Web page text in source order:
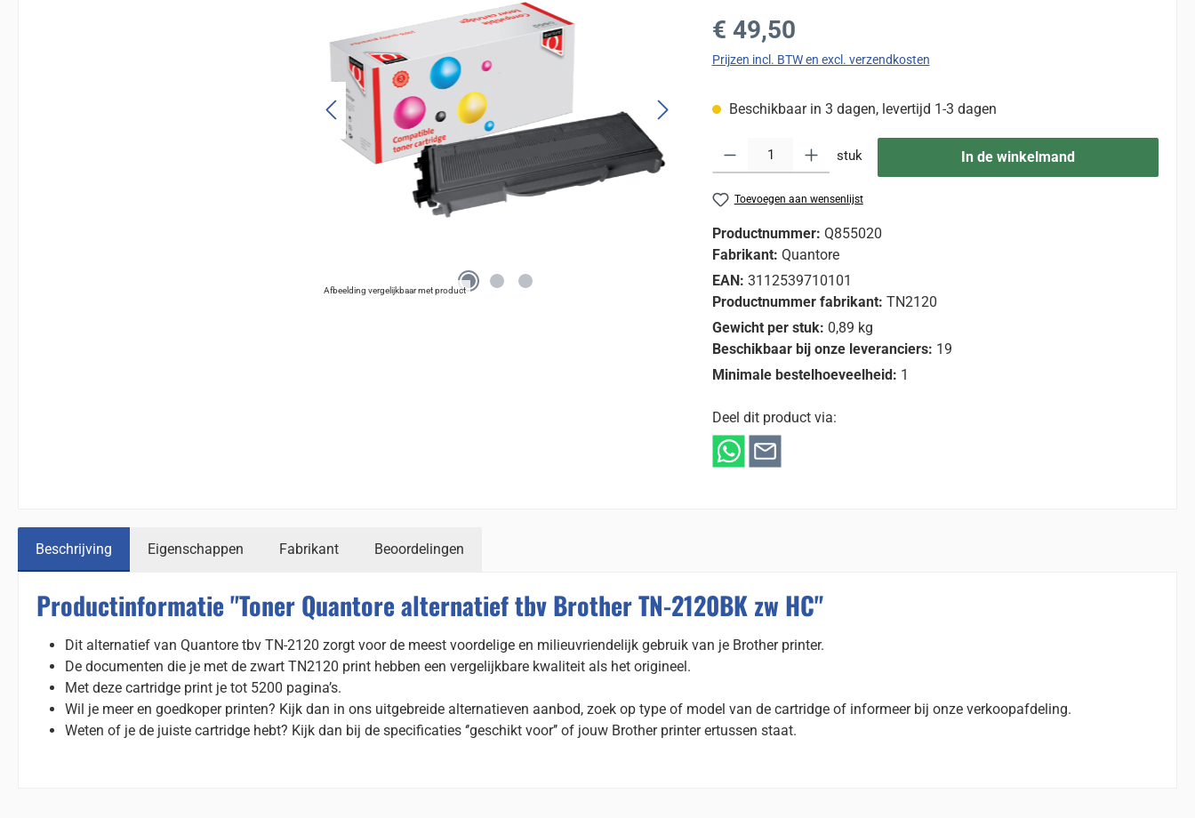
Afbeelding vergelijkbaar met product
Normale prijs:
€ 49,50
Prijzen incl. BTW en excl. verzendkosten
Beschikbaar in 3 dagen, levertijd 1-3 dagen
Producthoeveelheid: Voer de gewenste hoeveelheid in of gebruik de knoppen om de
stuk In de winkelmand
Toevoegen aan wensenlijst
Productnummer: Q855020
Fabrikant: Quantore
EAN: 3112539710101
Productnummer fabrikant: TN2120
Gewicht per stuk: 0,89 kg
Beschikbaar bij onze leveranciers: 19
Minimale bestelhoeveelheid: 1
Deel dit product via:
Beschrijving Eigenschappen Fabrikant Beoordelingen
Productinformatie "Toner Quantore alternatief tbv Brother TN-2120BK zw HC"
Dit alternatief van Quantore tbv TN-2120 zorgt voor de meest voordelige en milieuvriendelijk gebruik van je Brother printer.
De documenten die je met de zwart TN2120 print hebben een vergelijkbare kwaliteit als het origineel.
Met deze cartridge print je tot 5200 pagina’s.
Wil je meer en goedkoper printen? Kijk dan in ons uitgebreide alternatieven aanbod, zoek op type of model van de cartridge of informeer bij onze verkoopafdeling.
Weten of je de juiste cartridge hebt? Kijk dan bij de specificaties ‘’geschikt voor’’ of jouw Brother printer ertussen staat.